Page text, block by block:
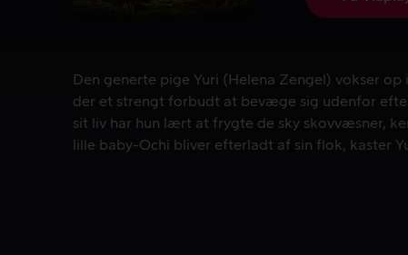
Den generte pige Yuri (Helena Zengel) vokser
Den generte pige Yuri (Helena Zengel) vokser op
der et strengt forbudt at bevæge sig udenfor
sit liv har hun lært at frygte de sky skovvæsner,
lille baby-Ochi bliver efterladt af sin flok, kaster